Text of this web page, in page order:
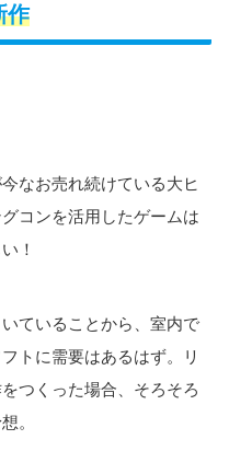
作
なお売れ続けている大ヒ
コンを活用したゲームは
！
ていることから、室内で
トに需要はあるはず。リ
つくった場合、そろそろ
。